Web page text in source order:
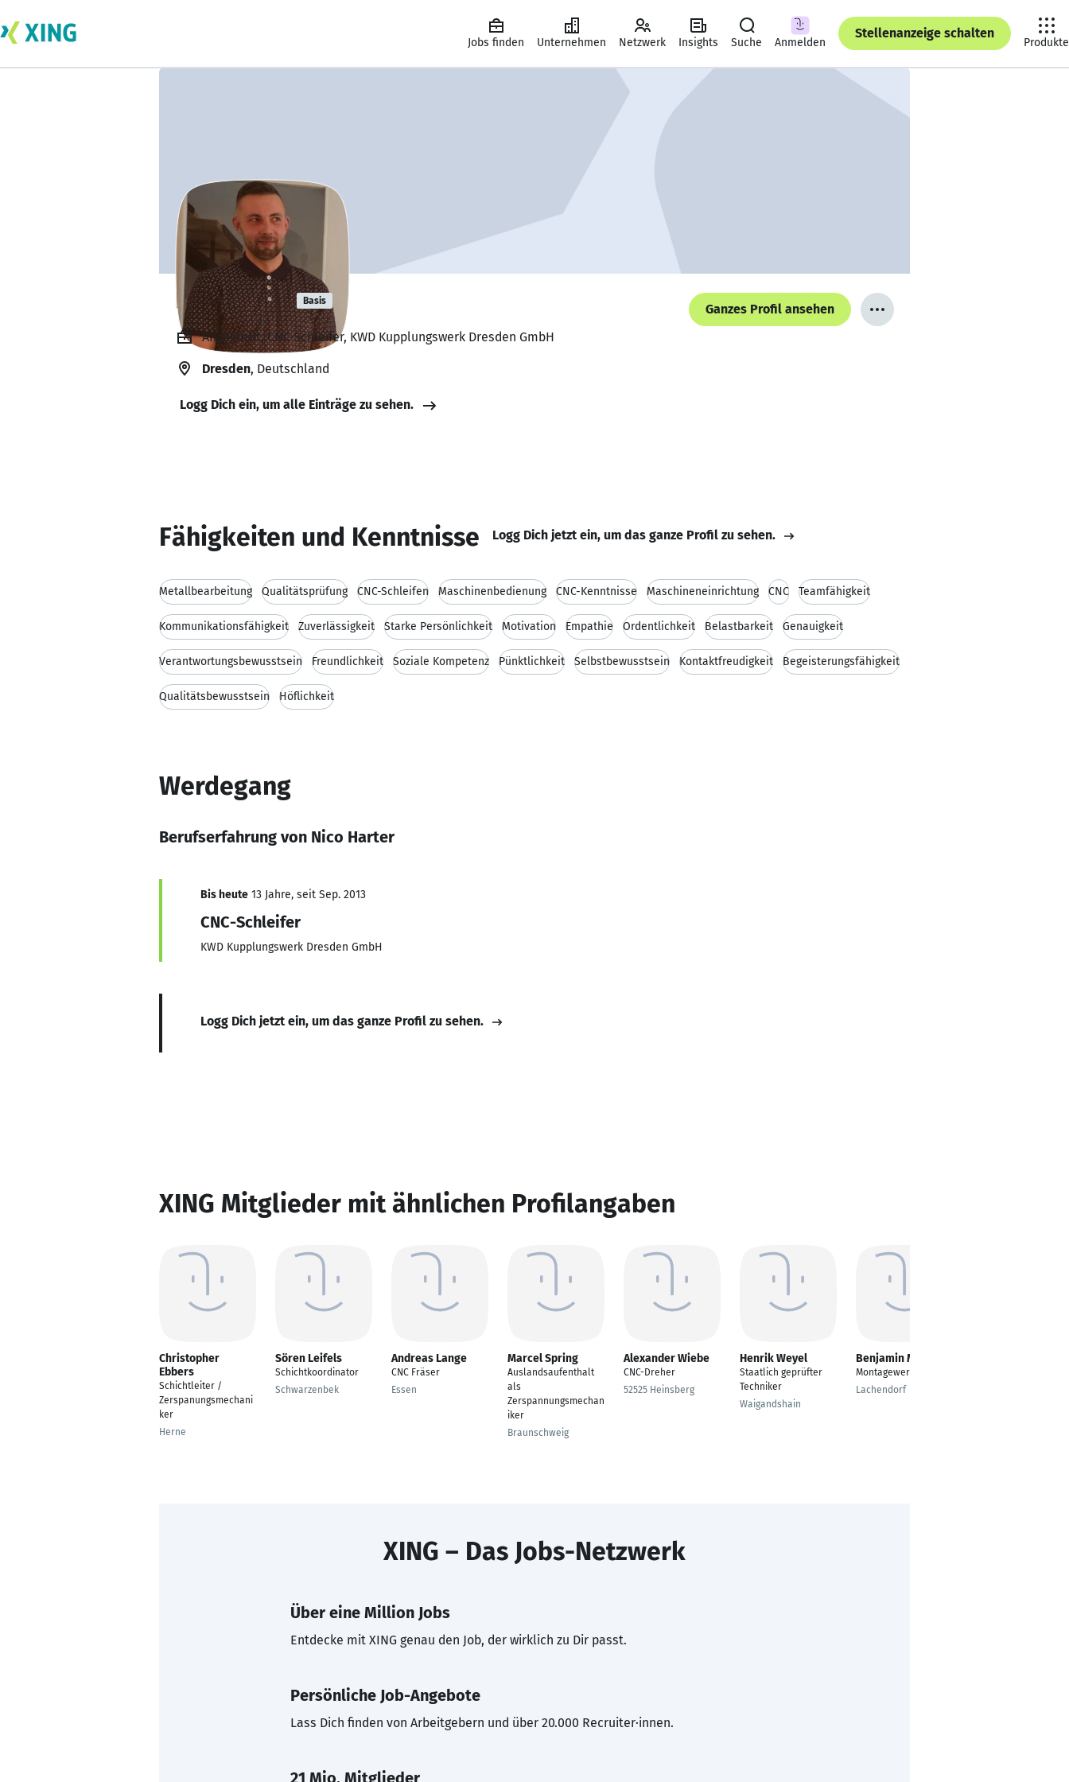
Jobs finden Unternehmen Netzwerk Insights Suche Anmelden
Stellenanzeige schalten
Produkte
Nico Harter Basis
Ganzes Profil ansehen
Angestellt, CNC-Schleifer, KWD Kupplungswerk Dresden GmbH
Dresden, Deutschland
Logg Dich ein, um alle Einträge zu sehen.
Fähigkeiten und Kenntnisse Logg Dich jetzt ein, um das ganze Profil zu sehen.
Metallbearbeitung Qualitätsprüfung CNC-Schleifen Maschinenbedienung CNC-Kenntnisse Maschineneinrichtung CNC Teamfähigkeit
Kommunikationsfähigkeit Zuverlässigkeit Starke Persönlichkeit Motivation Empathie Ordentlichkeit Belastbarkeit Genauigkeit
Verantwortungsbewusstsein Freundlichkeit Soziale Kompetenz Pünktlichkeit Selbstbewusstsein Kontaktfreudigkeit Begeisterungsfähigkeit
Qualitätsbewusstsein Höflichkeit
Werdegang
Berufserfahrung von Nico Harter
Bis heute 13 Jahre, seit Sep. 2013
CNC-Schleifer
KWD Kupplungswerk Dresden GmbH
Logg Dich jetzt ein, um das ganze Profil zu sehen.
XING Mitglieder mit ähnlichen Profilangaben
Christopher
Ebbers
Schichtleiter /
Zerspanungsmechani
ker
Herne
Sören Leifels
Schichtkoordinator
Schwarzenbek
Andreas Lange
CNC Fräser
Essen
Marcel Spring
Auslandsaufenthalt
als
Zerspannungsmechan
iker
Braunschweig
Alexander Wiebe
CNC-Dreher
52525 Heinsberg
Henrik Weyel
Staatlich geprüfter
Techniker
Waigandshain
Benjamin Minzlaff
Montagewerker
Lachendorf
XING – Das Jobs-Netzwerk
Über eine Million Jobs
Entdecke mit XING genau den Job, der wirklich zu Dir passt.
Persönliche Job-Angebote
Lass Dich finden von Arbeitgebern und über 20.000 Recruiter·innen.
21 Mio. Mitglieder